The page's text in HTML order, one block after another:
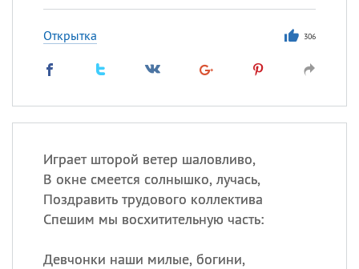
Открытка 306
Играет шторой ветер шаловливо,
В окне смеется солнышко, лучась,
Поздравить трудового коллектива
Спешим мы восхитительную часть:
Девчонки наши милые, богини,